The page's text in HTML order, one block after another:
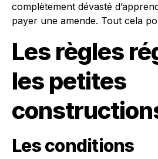
complètement dévasté
payer une amende. Tout cela
Les règles
les petites
Les conditions